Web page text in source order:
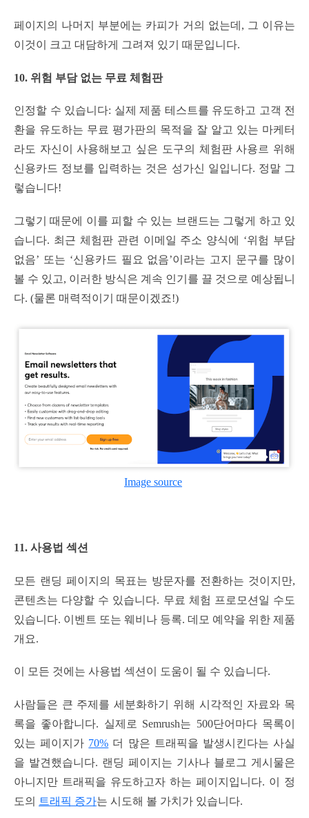
페이지의 나머지 부분에는 카피가 거의 없는데, 그 이유는
이것이 크고 대담하게 그려져 있기 때문입니다.
10. 위험 부담 없는 무료 체험판
인정할 수 있습니다: 실제 제품 테스트를 유도하고 고객 전
환을 유도하는 무료 평가판의 목적을 잘 알고 있는 마케터
라도 자신이 사용해보고 싶은 도구의 체험판 사용르 위해
신용카드 정보를 입력하는 것은 성가신 일입니다. 정말 그
렇습니다!
그렇기 때문에 이를 피할 수 있는 브랜드는 그렇게 하고 있
습니다. 최근 체험판 관련 이메일 주소 양식에 ‘위험 부담
없음’ 또는 ‘신용카드 필요 없음’이라는 고지 문구를 많이
볼 수 있고, 이러한 방식은 계속 인기를 끌 것으로 예상됩니
다. (물론 매력적이기 때문이겠죠!)
Image source
11. 사용법 섹션
모든 랜딩 페이지의 목표는 방문자를 전환하는 것이지만,
콘텐츠는 다양할 수 있습니다. 무료 체험 프로모션일 수도
있습니다. 이벤트 또는 웨비나 등록. 데모 예약을 위한 제품
개요.
이 모든 것에는 사용법 섹션이 도움이 될 수 있습니다.
사람들은 큰 주제를 세분화하기 위해 시각적인 자료와 목
록을 좋아합니다. 실제로 Semrush는 500단어마다 목록이
있는 페이지가 70% 더 많은 트래픽을 발생시킨다는 사실
을 발견했습니다. 랜딩 페이지는 기사나 블로그 게시물은
아니지만 트래픽을 유도하고자 하는 페이지입니다. 이 정
도의
트래픽 증가는 시도해 볼 가치가 있습니다.